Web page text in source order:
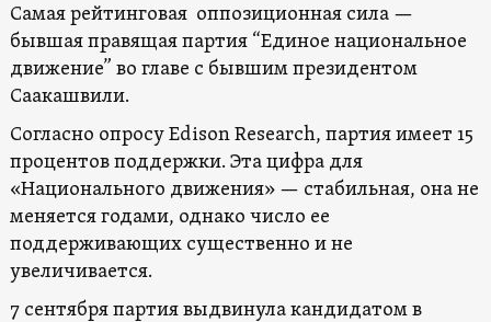
Самая рейтинговая оппозиционная сила —
бывшая правящая партия “Единое национальное
движение” во главе с бывшим президентом
Саакашвили.
Согласно опросу Edison Research, партия имеет 15
процентов поддержки. Эта цифра для
«Национального движения» — стабильная, она не
меняется годами, однако число ее
поддерживающих существенно и не
увеличивается.
7 сентября партия выдвинула кандидатом в